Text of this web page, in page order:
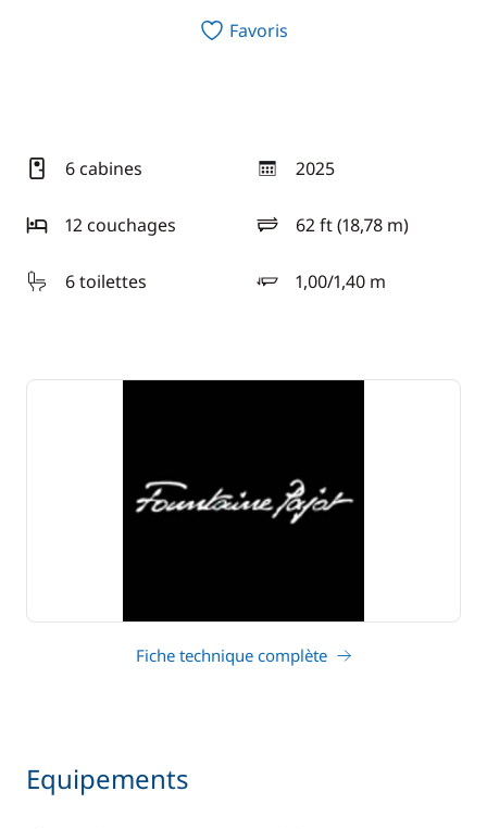
Favoris
6 cabines 2025
année
12 couchages
62 ft (18,78 m)
longueur
6 toilettes
1,00/1,40 m
tirant d'eau
Fiche technique complète
Equipements